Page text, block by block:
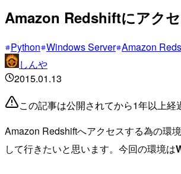
Amazon Redshiftにアク
Python Windows Server Amazon
しんや
2015.01.13
この記事は公開されてから1年以上経
Amazon Redshiftへアクセスする為の環
して行きたいと思います。今回の環境は